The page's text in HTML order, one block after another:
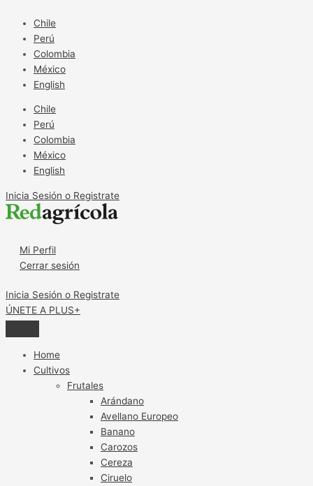
contenido
Chile
Perú
Colombia
México
English
Chile
Perú
Colombia
México
English
Inicia Sesión o Registrate
Mi Perfil
Cerrar sesión
Inicia Sesión o Registrate
ÚNETE A PLUS+
Home
Cultivos
Frutales
Arándano
Avellano Europeo
Banano
Carozos
Cereza
Ciruelo
cultivares
de
frijol
común
resistentes
las
altas
temperaturas